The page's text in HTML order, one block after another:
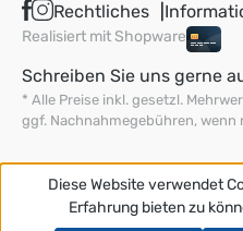
Rechtliches
Realisiert mit Shopware
Schreiben Sie uns gerne
* Alle Preise inkl. gesetzl.
ggf. Nachnahmegebühren, wenn
Diese Website verwendet
Erfahrung bieten zu